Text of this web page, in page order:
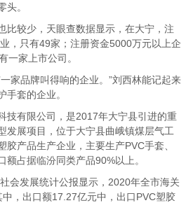
头。
比较少，天眼查数据显示，在大宁，注
，只有49家；注册资金5000万元以上企
一家上市公司。
家品牌叫得响的企业。”刘西林能记起来
手套的企业。
技有限公司，是2017年大宁县引进的重
发展项目，位于大宁县曲峨镇煤层气工
胶产品生产企业，主要生产PVC手套、
占据临汾同类产品90%以上。
会发展统计公报显示，2020年全市海关
，出口额17.27亿元中，出口PVC塑胶